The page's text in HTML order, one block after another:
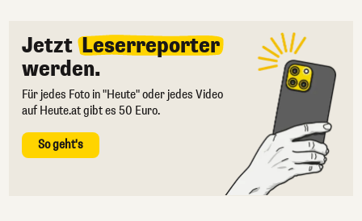
Jetzt Leserreporter
werden.
Für jedes Foto in "Heute" oder jedes Video
auf Heute.at gibt es 50 Euro.
So geht's